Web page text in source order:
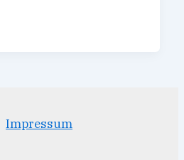
Impressum